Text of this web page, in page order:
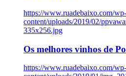
https://www.ruadebaixo.com/wp-
content/uploads/2019/02/
335x256.jpg
Os melhores vinhos de
https://www.ruadebaixo.com/wp-